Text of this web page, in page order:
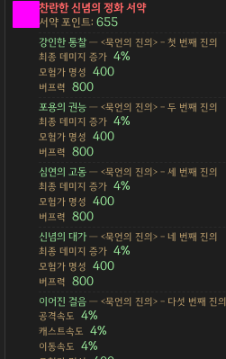
찬란한 신념의 정화 서약
서약 포인트:655
강인한 통찰— <묵언의 진의> - 첫 번째 진의
최종 데미지 증가 4%
모험가 명성 400
버프력 800
포용의 권능— <묵언의 진의> - 두 번째 진의
최종 데미지 증가 4%
모험가 명성 400
버프력 800
심연의 고동— <묵언의 진의> - 세 번째 진의
최종 데미지 증가 4%
모험가 명성 400
버프력 800
신념의 대가— <묵언의 진의> - 네 번째 진의
최종 데미지 증가 4%
모험가 명성 400
버프력 800
이어진 걸음— <묵언의 진의> - 다섯 번째 진의
공격속도
4%
캐스트속도 4%
이동속도 4%